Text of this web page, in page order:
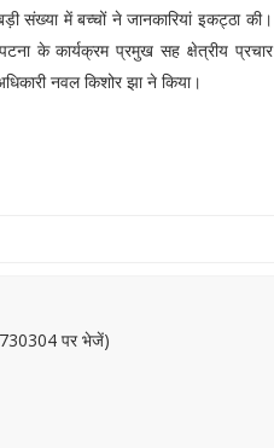
संख्या में बच्चों ने जानकारियां इकट्ठा की।
के कार्यक्रम प्रमुख सह क्षेत्रीय प्रचार
नवल किशोर झा ने किया।
पर भेजें)